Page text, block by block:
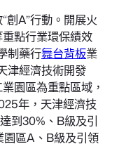
創A”行動。開展火
點行業環保績效
制藥行舞台背板業
津經濟技術開發
園區為重點區域，
年，天津經濟技
到30%、B級及引
區A、B級及引領